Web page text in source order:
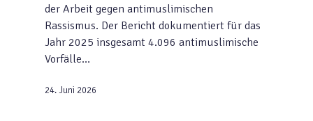
der Arbeit gegen antimuslimischen
Rassismus. Der Bericht dokumentiert für das
Jahr 2025 insgesamt 4.096 antimuslimische
Vorfälle…
24. Juni 2026